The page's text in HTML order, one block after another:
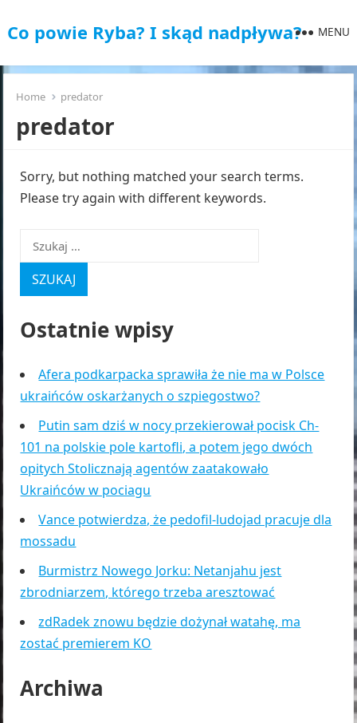
Co powie Ryba? I skąd nadpływa? MENU
Home predator
predator
Sorry, but nothing matched your search terms.
Please try again with different keywords.
Szukaj:
Ostatnie wpisy
Afera podkarpacka sprawiła że nie ma w Polsce
ukraińców oskarżanych o szpiegostwo?
Putin sam dziś w nocy przekierował pocisk Ch-
101 na polskie pole kartofli, a potem jego dwóch
opitych Stolicznają agentów zaatakowało
Ukraińców w pociagu
Vance potwierdza, że pedofil-ludojad pracuje dla
mossadu
Burmistrz Nowego Jorku: Netanjahu jest
zbrodniarzem, którego trzeba aresztować
zdRadek znowu będzie dożynał watahę, ma
zostać premierem KO
Archiwa